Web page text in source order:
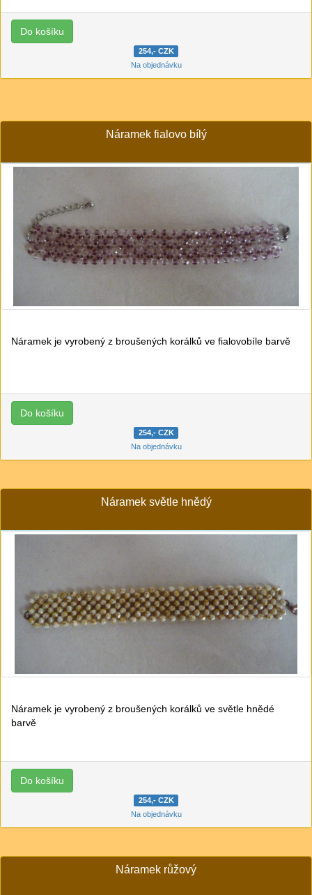
254,- CZK
Na objednávku
Náramek fialovo bílý
Náramek je vyrobený z broušených korálků ve fialovobíle barvě
254,- CZK
Na objednávku
Náramek světle hnědý
Náramek je vyrobený z broušených korálků ve světle hnědé
barvě
254,- CZK
Na objednávku
Náramek růžový